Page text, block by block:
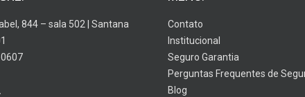
844 – sala 502 | Santana
Contato
Institucional
Seguro Garantia
Perguntas Frequentes de
Blog